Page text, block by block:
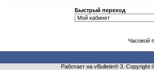
Быстрый переход
Часовой
Работает на vBulletin® 3.